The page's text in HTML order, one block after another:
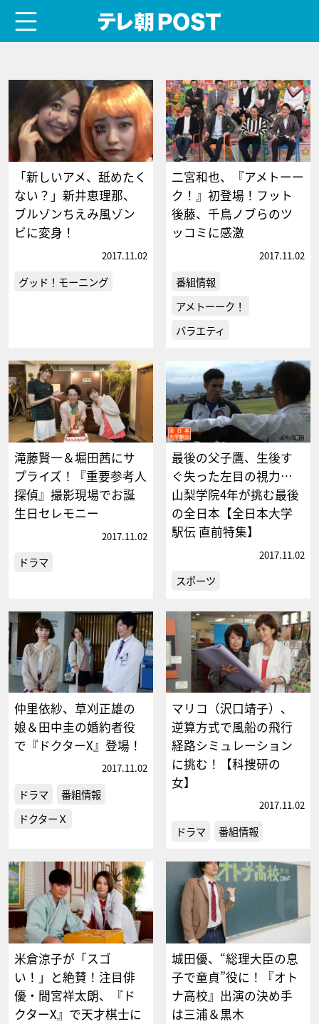
「新しいアメ、舐めたく
ない？」新井恵理那、
ブルゾンちえみ風ゾン
ビに変身！
2017.11.02
グッド！モーニング
二宮和也、『アメトーー
ク！』初登場！フット
後藤、千鳥ノブらのツ
ッコミに感激
2017.11.02
番組情報
アメトーーク！
バラエティ
滝藤賢一＆堀田茜にサ
プライズ！『重要参考人
探偵』撮影現場でお誕
生日セレモニー
2017.11.02
ドラマ
最後の父子鷹、生後す
ぐ失った左目の視力…
山梨学院4年が挑む最後
の全日本【全日本大学
駅伝 直前特集】
2017.11.02
スポーツ
仲里依紗、草刈正雄の
娘＆田中圭の婚約者役
で『ドクターX』登場！
2017.11.02
ドラマ
番組情報
ドクターＸ
マリコ（沢口靖子）、
逆算方式で風船の飛行
経路シミュレーション
に挑む！【科捜研の
女】
2017.11.02
ドラマ 番組情報
米倉涼子が「スゴ
い！」と絶賛！注目俳
優・間宮祥太朗、『ド
クターX』で天才棋士に
城田優、“総理大臣の息
子で童貞”役に！『オト
ナ高校』出演の決め手
は三浦＆黒木